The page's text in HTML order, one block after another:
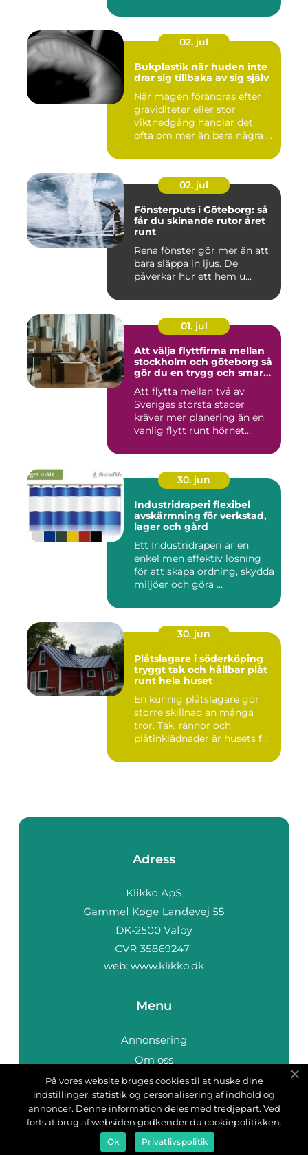
02. jul
Bukplastik när huden inte
drar sig tillbaka av sig själv
När magen förändras efter
graviditeter eller stor
viktnedgång handlar det
ofta om mer än bara några ...
02. jul
Fönsterputs i Göteborg: så
får du skinande rutor året
runt
Rena fönster gör mer än att
bara släppa in ljus. De
påverkar hur ett hem u...
01. jul
Att välja flyttfirma mellan
stockholm och göteborg så
gör du en trygg och smart
Att flytta mellan två av
Sveriges största städer
kräver mer planering än en
vanlig flytt runt hörnet...
30. jun
Industridraperi flexibel
avskärmning för verkstad,
lager och gård
Ett Industridraperi är en
enkel men effektiv lösning
för att skapa ordning, skydda
miljöer och göra ...
30. jun
Plåtslagare i söderköping
tryggt tak och hållbar plåt
runt hela huset
En kunnig plåtslagare gör
större skillnad än många
tror. Tak, rännor och
plåtinklädnader är husets f...
Adress
web: www.klikko.dk
Menu
Annonsering
Om oss
Cookies
Kontakta oss
Sitemap
På vores website bruges cookies til at huske dine
indstillinger, statistik og personalisering af indhold og
annoncer. Denne information deles med tredjepart. Ved
fortsat brug af websiden godkender du cookiepolitikken.
Ok Privatlivspolitik